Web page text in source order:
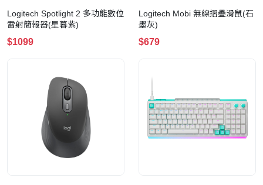
Logitech Spotlight 2 多功能數位
雷射簡報器(星暮紫)
$1099
Logitech Mobi 無線摺疊滑鼠(石
墨灰)
$679